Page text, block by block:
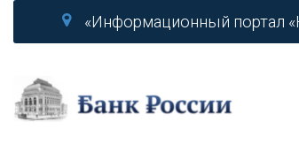
«Информационный портал